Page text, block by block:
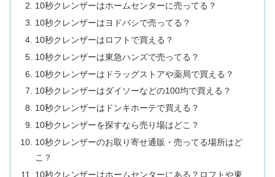
10秒クレンザーはホームセンターに売ってる？
10秒クレンザーはヨドバシで売ってる？
10秒クレンザーはロフトで買える？
10秒クレンザーは東急ハンズで売ってる？
10秒クレンザーはドラッグストアや薬局で買える？
10秒クレンザーはダイソーなどの100均で買える？
10秒クレンザーはドンキホーテで買える？
10秒クレンザーを探すなら売り場はどこ？
10秒クレンザーのお取り寄せ通販・売ってる場所はど
こ？
10秒クレンザーはホームセンターにある？ロフトや東